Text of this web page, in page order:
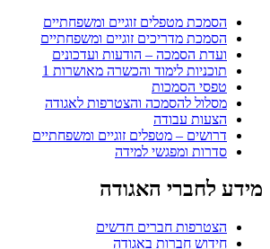
מטפלים זוגיים ומשפחתיים
מדריכים זוגיים ומשפחתיים
הסמכה – הודעות ועדכונים
לימוד והכשרה מאושרות 1
הסמכות
להסמכה והצטרפות לאגודה
עבודה
– מטפלים זוגיים ומשפחתיים
ומפגשי למידה
האגודה
חברים חדשים
חברות באגודה